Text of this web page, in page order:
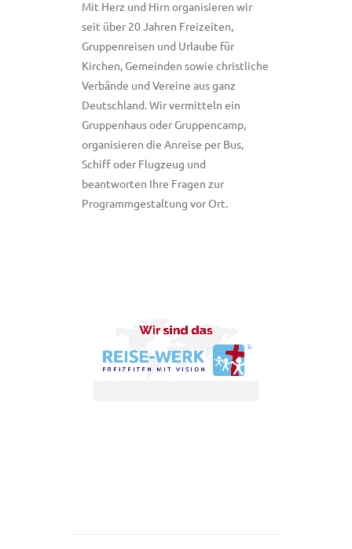
Mit Herz und Hirn organisieren wir
seit über 20 Jahren Freizeiten,
Gruppenreisen und Urlaube für
Kirchen, Gemeinden sowie christliche
Verbände und Vereine aus ganz
Deutschland. Wir vermitteln ein
Gruppenhaus oder Gruppencamp,
organisieren die Anreise per Bus,
Schiff oder Flugzeug und
beantworten Ihre Fragen zur
Programmgestaltung vor Ort.